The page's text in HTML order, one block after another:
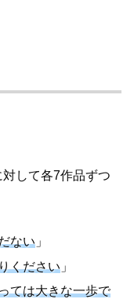
対して各7作品ずつ
ない 」
ください 」
ては大きな一歩で